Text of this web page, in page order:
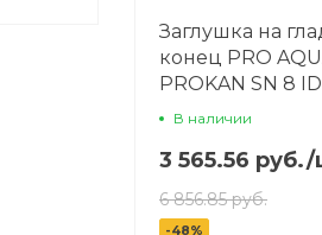
Заглушка на
конец PRO
PROKAN SN 8
В наличии
3 565.56 руб./
6 856.85 руб.
-48%